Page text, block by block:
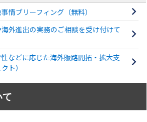
情ブリーフィング（無料）
外進出の実務のご相談を受け付けて
などに応じた海外販路開拓・拡大支
ト）
て